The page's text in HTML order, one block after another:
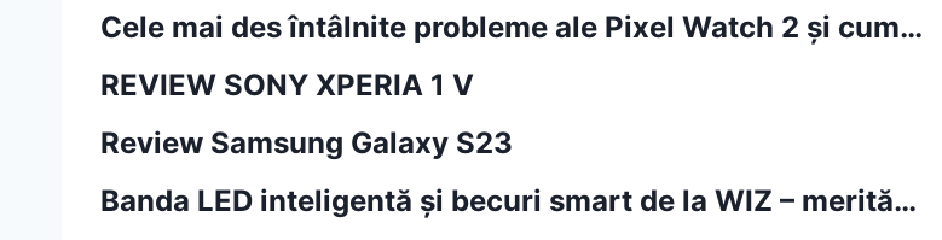
Cele mai des întâlnite probleme ale Pixel Watch 2 și cum…
REVIEW SONY XPERIA 1 V
Review Samsung Galaxy S23
Banda LED inteligentă și becuri smart de la WIZ – merită…